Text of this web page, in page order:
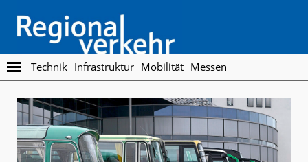
main
content
footer
Regionalverkehr
Die
Fachzeitschrift
den
Öffentlichen
Personennahverkehr
Technik Infrastruktur Mobilität Messen